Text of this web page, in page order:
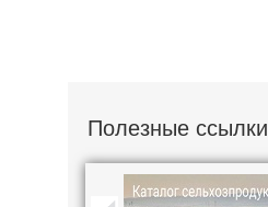
Полезные ссылки